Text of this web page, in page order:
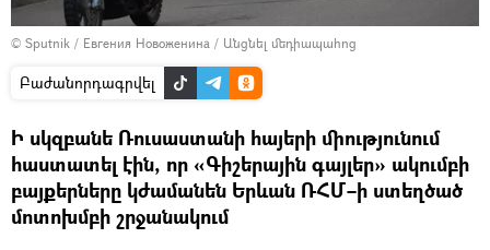
© Sputnik / Евгения Новоженина / Անցնել մեդիապահոց
Բաժանորդագրվել
Ի սկզբանե Ռուսաստանի հայերի միությունում
հաստատել էին, որ «Գիշերային գայլեր» ակումբի
բայքերները կժամանեն Երևան ՌՀՄ–ի ստեղծած
մոտոխմբի շրջանակում